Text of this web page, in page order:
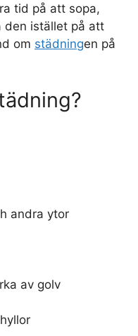
tid på att sopa,
den istället på att
om städningen på
andra ytor
av golv